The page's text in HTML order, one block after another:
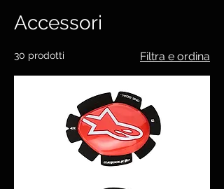
Accessori
30 prodotti Filtra e ordina